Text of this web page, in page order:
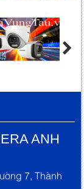
ANH
7, Thành